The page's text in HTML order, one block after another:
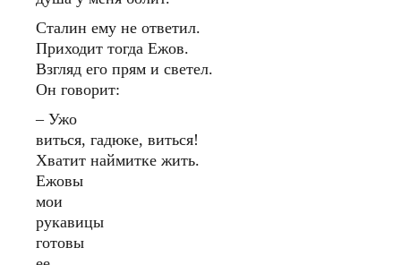
Сталин ему не ответил.
Приходит тогда Ежов.
Взгляд его прям и светел.
Он говорит:
– Ужо
виться, гадюке, виться!
Хватит наймитке жить.
Ежовы
мои
рукавицы
готовы